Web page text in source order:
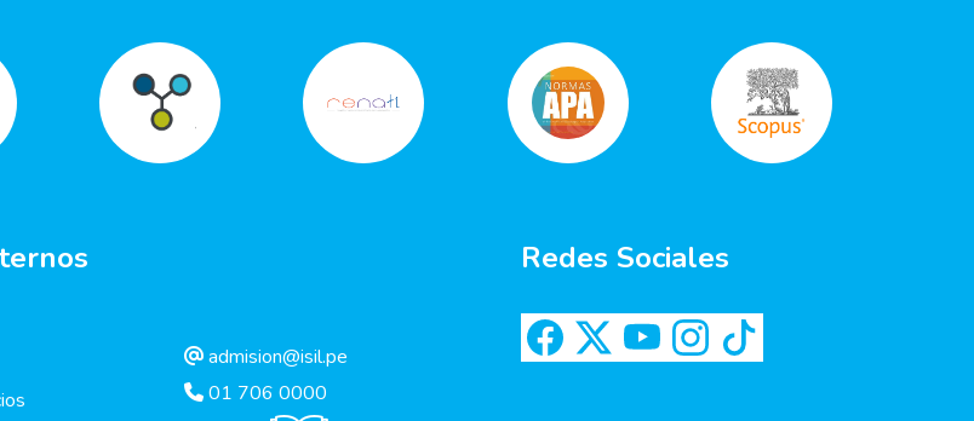
admision@isil.pe
01 706 0000
Redes Sociales